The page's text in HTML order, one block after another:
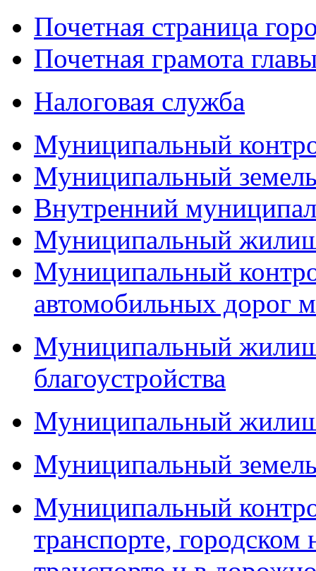
Почетная страница
Почетная грамота
Налоговая служба
Муниципальный
Муниципальный
Внутренний
Муниципальный
Муниципальный
автомобильных дорог
Муниципальный
благоустройства
Муниципальный
Муниципальный
Муниципальный
транспорте, городском